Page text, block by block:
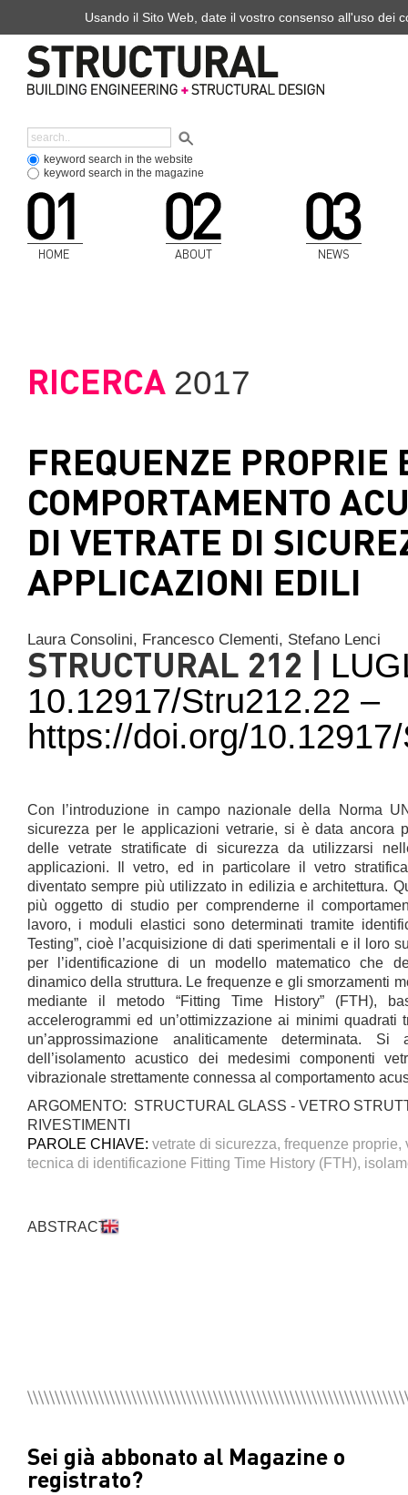
keyword search in the website
keyword search in the magazine
HOME ABOUT NEWS
RICERCA 2017
FREQUENZE PROPRIE
COMPORTAMENTO
DI VETRATE DI
APPLICAZIONI EDILI
Laura Consolini, Francesco Clementi, Stefano Lenci
STRUCTURAL 212 |
10.12917/Stru212.22 –
https://doi.org/
Con l’introduzione in campo nazionale della Norma
sicurezza per le applicazioni vetrarie, si è data ancora
delle vetrate stratificate di sicurezza da utilizzarsi
applicazioni. Il vetro, ed in particolare il vetro
diventato sempre più utilizzato in edilizia e architettura.
più oggetto di studio per comprenderne il
lavoro, i moduli elastici sono determinati tramite
Testing”, cioè l’acquisizione di dati sperimentali e il loro
per l’identificazione di un modello matematico che
dinamico della struttura. Le frequenze e gli smorzamenti
mediante il metodo “Fitting Time History” (FTH),
accelerogrammi ed un’ottimizzazione ai minimi
un’approssimazione analiticamente determinata.
dell’isolamento acustico dei medesimi componenti
vibrazionale strettamente connessa al comportamento
ARGOMENTO: STRUCTURAL GLASS - VETRO
RIVESTIMENTI
PAROLE CHIAVE: vetrate di sicurezza, frequenze
tecnica di identificazione Fitting Time History (FTH),
ABSTRACT
Sei già abbonato al Magazine o
registrato?
Usando il Sito Web, date il vostro consenso all'uso